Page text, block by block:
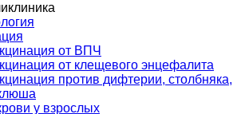
от ВПЧ
от клещевого энцефалита
против дифтерии, столбняка,
у взрослых